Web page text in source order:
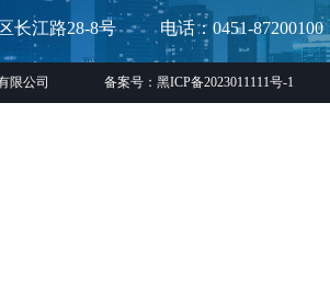
长江路28-8号 电话：0451-87200100
限公司 备案号：黑ICP备2023011111号-1